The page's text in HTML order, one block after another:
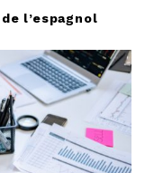
l’espagnol